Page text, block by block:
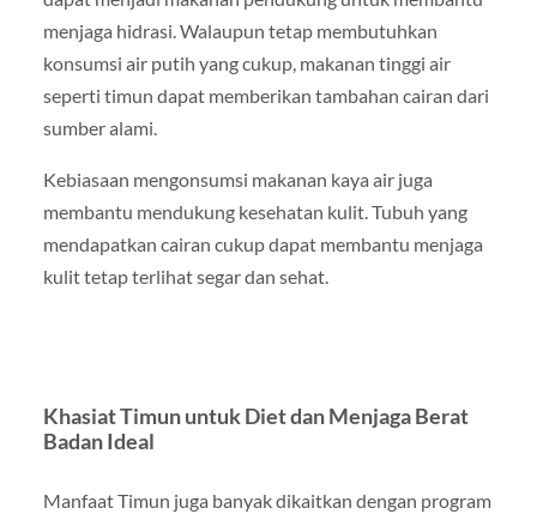
menjaga hidrasi. Walaupun tetap membutuhkan
konsumsi air putih yang cukup, makanan tinggi air
seperti timun dapat memberikan tambahan cairan dari
sumber alami.
Kebiasaan mengonsumsi makanan kaya air juga
membantu mendukung kesehatan kulit. Tubuh yang
mendapatkan cairan cukup dapat membantu menjaga
kulit tetap terlihat segar dan sehat.
Khasiat Timun untuk Diet dan Menjaga Berat
Badan Ideal
Manfaat Timun juga banyak dikaitkan dengan program